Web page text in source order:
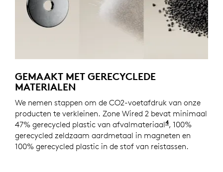
GEMAAKT MET GERECYCLEDE
MATERIALEN
We nemen stappen om de CO2-voetafdruk van onze
producten te verkleinen. Zone Wired 2 bevat minimaal
47% gerecycled plastic van afvalmateriaal4. Exclusief
, 100%
gerecycled zeldzaam aardmetaal in magneten en
100% gerecycled plastic in de stof van reistassen.